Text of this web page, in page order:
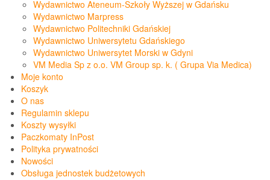
Wydawnictwo Ateneum-Szkoły Wyższej w Gdańsku
Wydawnictwo Marpress
Wydawnictwo Politechniki Gdańskiej
Wydawnictwo Uniwersytetu Gdańskiego
Wydawnictwo Uniwersytet Morski w Gdyni
VM Media Sp z o.o. VM Group sp. k. ( Grupa Via Medica)
Moje konto
Koszyk
O nas
Regulamin sklepu
Koszty wysyłki
Paczkomaty InPost
Polityka prywatności
Nowości
Obsługa jednostek budżetowych